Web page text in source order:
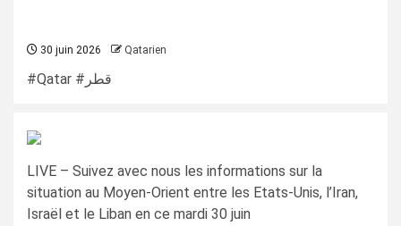
30 juin 2026 Qatarien
#Qatar #قطر
LIVE – Suivez avec nous les informations sur la
situation au Moyen-Orient entre les Etats-Unis, l’Iran,
Israël et le Liban en ce mardi 30 juin